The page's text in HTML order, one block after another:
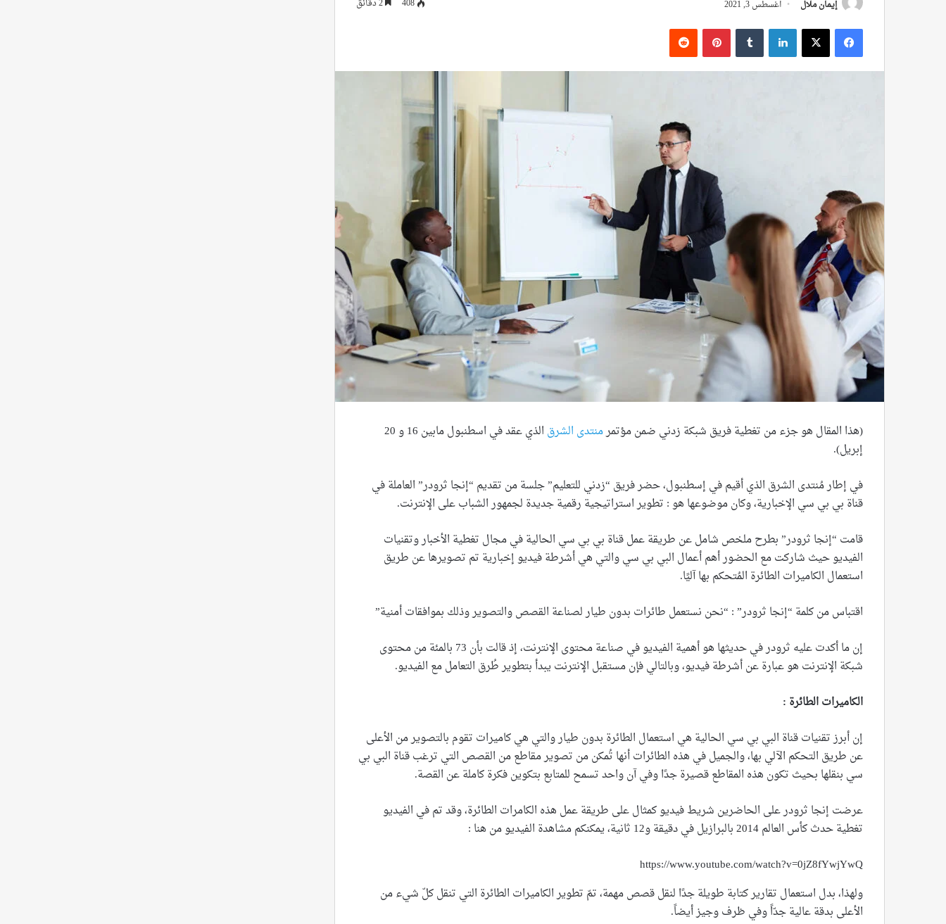
إيمان ملال أغسطس 3, 2021 408
فيسبوك ‫X لينكدإن بينتيريست
(هذا المقال هو جزء من تغطية فريق شبكة زدني ضمن مؤتمرمنتدى الشرق
الذي عقد في اسطنبول مابين 16 و 20
إبريل).
في إطار مُنتدى الشرق الذي أقيم في إسطنبول، حضر فريق “زدني للتعليم” جلسة من تقديم “إنجا ثرودر” العاملة في
قناة بي بي سي الإخبارية، وكان موضوعها هو : تطوير استراتيجية رقمية جديدة لجمهور الشباب على الإنترنت.
قامت “إنجا ثرودر” بطرح ملخص شامل عن طريقة عمل قناة بي بي سي الحالية في مجال تغطية الأخبار وتقنيات
الفيديو حيث شاركت مع الحضور أهم أعمال البي بي سي والتي هي أشرطة فيديو إخبارية تم تصويرها عن طريق
استعمال الكاميرات الطائرة المُتحكم بها آليًا.
اقتباس من كلمة “إنجا ثرودر” : “نحن نستعمل طائرات بدون طيار لصناعة القصص والتصوير وذلك بموافقات أمنية”
إن ما أكدت عليه ثرودر في حديثها هو أهمية الفيديو في صناعة محتوى الإنترنت، إذ قالت بأن 73 بالمئة من محتوى
شبكة الإنترنت هو عبارة عن أشرطة فيديو، وبالتالي فإن مستقبل الإنترنت يبدأ بتطوير طُرق التعامل مع الفيديو.
الكاميرات الطائرة :
إن أبرز تقنيات قناة البي بي سي الحالية هي استعمال الطائرة بدون طيار والتي هي كاميرات تقوم بالتصوير من الأعلى
عن طريق التحكم الآلي بها، والجميل في هذه الطائرات أنها تُمكن من تصوير مقاطع من القصص التي ترغب قناة البي بي
سي بنقلها بحيث تكون هذه المقاطع قصيرة جدًا وفي آن واحد تسمح للمتابع بتكوين فكرة كاملة عن القصة.
عرضت إنجا ثرودر على الحاضرين شريط فيديو كمثال على طريقة عمل هذه الكامرات الطائرة، وقد تم في الفيديو
تغطية حدث كأس العالم 2014 بالبرازيل في دقيقة و12 ثانية، يمكنكم مشاهدة الفيديو من هنا :
https://www.youtube.com/watch?v=0jZ8fYwjYwQ
ولهذا، بدل استعمال تقارير كتابة طويلة جدًا لنقل قصص مهمة، تمّ تطوير الكاميرات الطائرة التي تنقل كلّ شيء من
الأعلى بدقة عالية جدّاً وفي ظرف وجيز أيضاً.